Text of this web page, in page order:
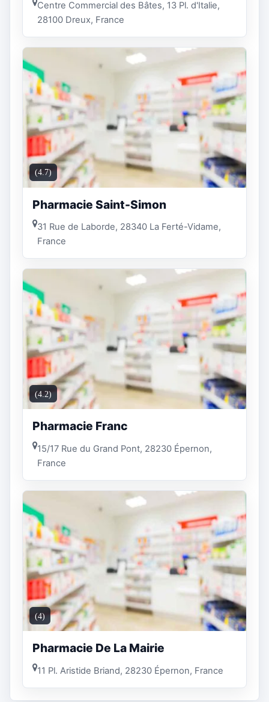
Centre Commercial des Bâtes, 13 Pl. d'Italie,
28100 Dreux, France
(4.7)
Pharmacie Saint-Simon
31 Rue de Laborde, 28340 La Ferté-Vidame,
France
(4.2)
Pharmacie Franc
15/17 Rue du Grand Pont, 28230 Épernon,
France
(4)
Pharmacie De La Mairie
11 Pl. Aristide Briand, 28230 Épernon, France